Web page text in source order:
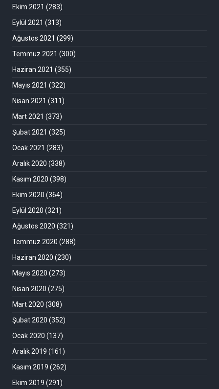
Ekim 2021 (283)
Eylül 2021 (313)
Ağustos 2021 (299)
Temmuz 2021 (300)
Haziran 2021 (355)
Mayıs 2021 (322)
Nisan 2021 (311)
Mart 2021 (373)
Şubat 2021 (325)
Ocak 2021 (283)
Aralık 2020 (338)
Kasım 2020 (398)
Ekim 2020 (364)
Eylül 2020 (321)
Ağustos 2020 (321)
Temmuz 2020 (288)
Haziran 2020 (230)
Mayıs 2020 (273)
Nisan 2020 (275)
Mart 2020 (308)
Şubat 2020 (352)
Ocak 2020 (137)
Aralık 2019 (161)
Kasım 2019 (262)
Ekim 2019 (291)